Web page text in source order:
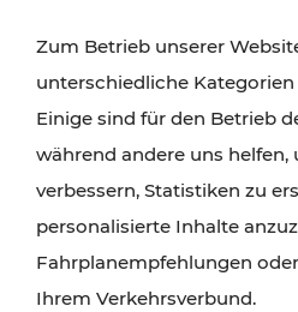
Wanderungen, Kultur und
Radtouren oder purer
Attraktionen sind mit den
Angeboten des VOR gut
Zum Betrieb unserer
unterschiedliche Kategorien
Einige sind für den Betrieb
während andere uns helfen,
verbessern, Statistiken zu
personalisierte Inhalte
Fahrplanempfehlungen
Ihrem Verkehrsverbund.